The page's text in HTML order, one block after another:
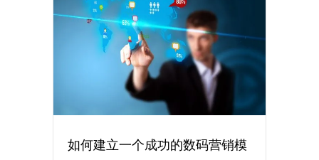
如何建立一个成功的数码营销模